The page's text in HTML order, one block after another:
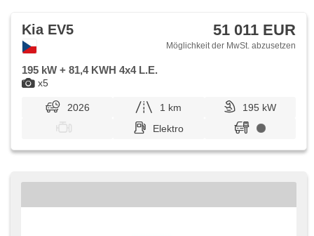
x5
Kia EV5 51 011 EUR
Möglichkeit der MwSt. abzusetzen
195 kW + 81,4 KWH 4x4 L.E.
2026 1 km
195 kW
Elektro